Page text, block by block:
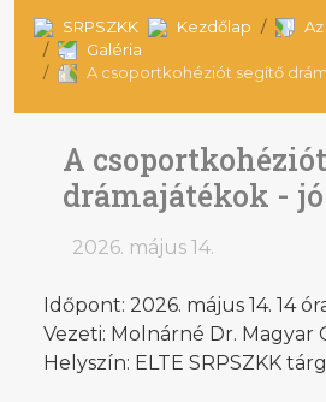
SRPSZKK Kezdőlap
Galéria
A csoportkohéziót segítő
A
drámajátékok -
2026. május 14.
Időpont: 2026. május 14. 14
Vezeti: Molnárné Dr. Magyar
Helyszín: ELTE SRPSZKK